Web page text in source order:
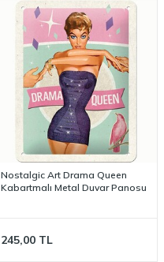
Nostalgic Art Drama Queen
Kabartmalı Metal Duvar Panosu
245,00 TL